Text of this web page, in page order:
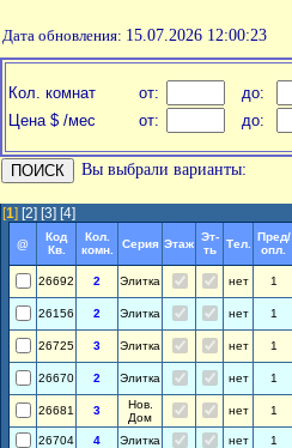
Дата обновления: 15.07.2026 12:00:23
Кол. комнат от:
до:
Цена $ /мес
от: до:
Вы выбрали варианты:
[1] [2] [3] [4]
@
Код
Кв.
Кол.
комн.
Серия Этаж
Эт-
ть
Тел.
Пред/
опл.
26692
2 Элитка нет 1
26156 2 Элитка нет 1
26725 3 Элитка нет 1
26670 2 Элитка нет 1
26681 3
Нов.
Дом
нет 1
26704 4 Элитка нет 1